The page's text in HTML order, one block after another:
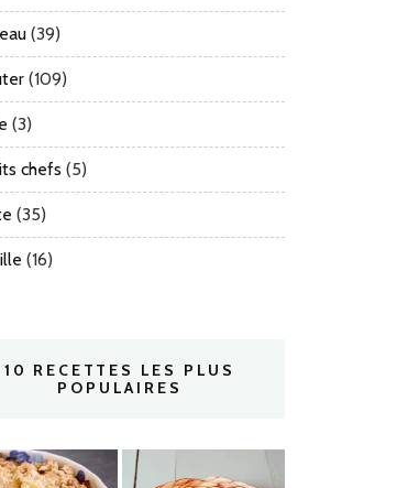
(39)
(109)
(3)
chefs (5)
(35)
(16)
10 RECETTES LES PLUS
POPULAIRES